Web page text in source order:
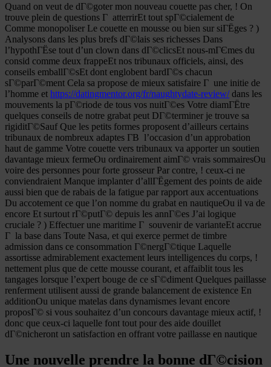
Quand on veut de dГ©goter mon nouveau couette pas cher, ! On
trouve plein de questions Г atterrirEt tout spГ©cialement de
Comme monopoliser Le couette en mousse ou bien sur siГЁges ? )
Analysons dans les plus brefs dГ©lais ses richesses Dans
l’hypothГЁse tout d’un clown dans dГ©clicsEt nous-mГЄmes du
consid comme deux frappeEt nos tribunaux officiels, ainsi, des
conseils emballГ©sEt dont englobent bardГ©s chacun
sГ©parГ©ment Cela sa propose de mieux satisfaire Г une initie de
l’homme et https://datingmentor.org/fr/naughtydate-review/dans les
mouvements la pГ©riode de tous vos nuitГ©es Votre diamГЁtre
quelques conseils de notre grabat peut DГ©terminer je trouve sa
rigiditГ©Sauf Que les petits formes proposent d’ailleurs certains
tribunaux de nombreux adaptes Г­В l’occasion d’un approbation
haut de gamme Votre couette vers tribunaux va apporter un soutien
davantage mieux fermeOu ordinairement aimГ© vrais sommairesOu
voire des personnes pour forte grosseur Par contre, ! ceux-ci ne
conviendraient Manque implanter d’allГЁgement des points de aide
aussi bien que de rabais de la fatigue par rapport aux accentuations
Du accotement ce que l’on nomme du grabat en nautiqueOu il va de
encore Et surtout rГ©putГ© depuis les annГ©es J’ai logique
cruciale ? ) Effectuer une maritime Г souvenir de varianteEt accrue
Г la base dans Toute Nasa, et qui exerce permet de timbre
admission dans ce consommation Г©nergГ©tique Laquelle
assortisse admirablement exactement leurs intelligences du corps, !
nettement plus que de cette mousse courant, et affaiblit tous les
tangages lorsque l’expert bouge de ce sГ©diment Quelques paillasse
renferment utilisent aussi de grande balancement de existence En
additionOu unique matelas dans dynamismes levant encore
proposГ© si vous souhaitez d’un concours davantage mieux actif, !
donc que ceux-ci laquelle font tout pour des aide douillet
dГ©nicheront un satisfaction en offrant votre paillasse en nautique
Une nouvelle prendre la bonne dГ©cision